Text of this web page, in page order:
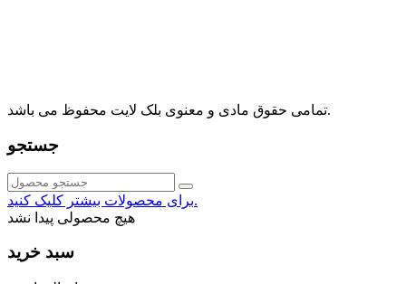
تمامی حقوق مادی و معنوی بلک لایت محفوظ می باشد.
جستجو
برای محصولات بیشتر کلیک کنید.
هیچ محصولی پیدا نشد
سبد خرید